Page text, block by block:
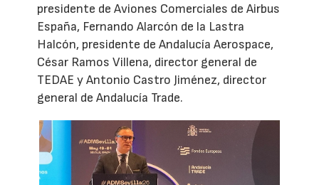
presidente de Aviones Comerciales de Airbus
España, Fernando Alarcón de la Lastra
Halcón, presidente de Andalucía Aerospace,
César Ramos Villena, director general de
TEDAE y Antonio Castro Jiménez, director
general de Andalucía Trade.